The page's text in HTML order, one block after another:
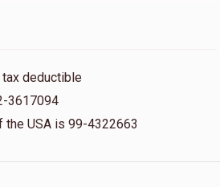
tax deductible
3617094
the USA is 99-4322663